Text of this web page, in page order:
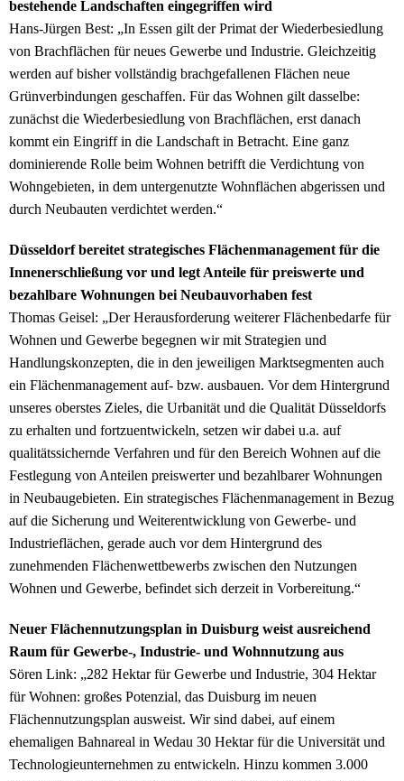
bestehende Landschaften eingegriffen wird
Hans-Jürgen Best: „In Essen gilt der Primat der Wiederbesiedlung
von Brachflächen für neues Gewerbe und Industrie. Gleichzeitig
werden auf bisher vollständig brachgefallenen Flächen neue
Grünverbindungen geschaffen. Für das Wohnen gilt dasselbe:
zunächst die Wiederbesiedlung von Brachflächen, erst danach
kommt ein Eingriff in die Landschaft in Betracht. Eine ganz
dominierende Rolle beim Wohnen betrifft die Verdichtung von
Wohngebieten, in dem untergenutzte Wohnflächen abgerissen und
durch Neubauten verdichtet werden.“
Düsseldorf bereitet strategisches Flächenmanagement für die
Innenerschließung vor und legt Anteile für preiswerte und
bezahlbare Wohnungen bei Neubauvorhaben fest
Thomas Geisel: „Der Herausforderung weiterer Flächenbedarfe für
Wohnen und Gewerbe begegnen wir mit Strategien und
Handlungskonzepten, die in den jeweiligen Marktsegmenten auch
ein Flächenmanagement auf- bzw. ausbauen. Vor dem Hintergrund
unseres oberstes Zieles, die Urbanität und die Qualität Düsseldorfs
zu erhalten und fortzuentwickeln, setzen wir dabei u.a. auf
qualitätssichernde Verfahren und für den Bereich Wohnen auf die
Festlegung von Anteilen preiswerter und bezahlbarer Wohnungen
in Neubaugebieten. Ein strategisches Flächenmanagement in Bezug
auf die Sicherung und Weiterentwicklung von Gewerbe- und
Industrieflächen, gerade auch vor dem Hintergrund des
zunehmenden Flächenwettbewerbs zwischen den Nutzungen
Wohnen und Gewerbe, befindet sich derzeit in Vorbereitung.“
Neuer Flächennutzungsplan in Duisburg weist ausreichend
Raum für Gewerbe-, Industrie- und Wohnnutzung aus
Sören Link: „282 Hektar für Gewerbe und Industrie, 304 Hektar
für Wohnen: großes Potenzial, das Duisburg im neuen
Flächennutzungsplan ausweist. Wir sind dabei, auf einem
ehemaligen Bahnareal in Wedau 30 Hektar für die Universität und
Technologieunternehmen zu entwickeln. Hinzu kommen 3.000